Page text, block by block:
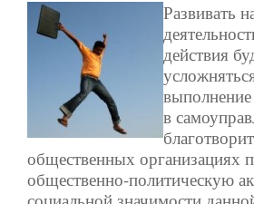
Развивать
действия
в
общественных организациях
общественно-политическую